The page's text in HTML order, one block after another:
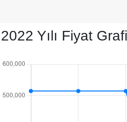
2022 Yılı Fiyat